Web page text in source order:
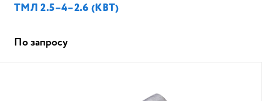
ТМЛ 2.5–4–2.6 (КВТ)
По запросу